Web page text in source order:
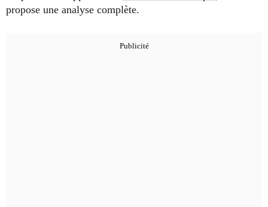
propose une analyse complète.